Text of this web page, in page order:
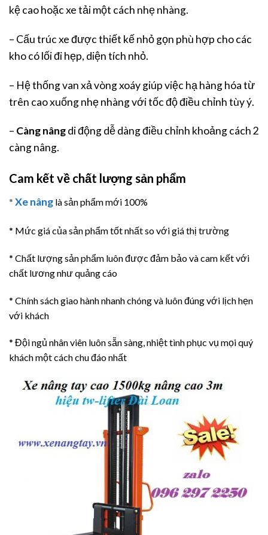
kệ cao hoặc xe tải một cách nhẹ nhàng.
– Cấu trúc xe được thiết kế nhỏ gọn phù hợp cho các
kho có lối đi hẹp, diện tích nhỏ.
– Hệ thống van xả vòng xoáy giúp việc hạ hàng hóa từ
trên cao xuống nhẹ nhàng với tốc độ điều chỉnh tùy ý.
– Càng nângdi động dễ dàng điều chỉnh khoảng cách 2
càng nâng.
Cam kết về chất lượng sản phẩm
* Xe nâng là sản phẩm mới 100%
* Mức giá của sản phẩm tốt nhất so với giá thị trường
* Chất lượng sản phẩm luôn được đảm bảo và cam kết với
chất lương như quảng cáo
* Chính sách giao hành nhanh chóng và luôn đúng với lịch hẹn
với khách
* Đội ngủ nhân viên luôn sẵn sàng, nhiệt tình phục vụ mọi quý
khách một cách chu đáo nhất